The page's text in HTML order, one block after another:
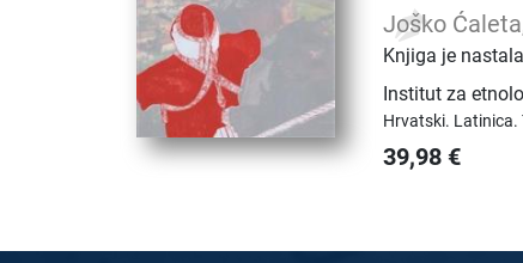
Joško
Knjiga je
Institut za
Hrvatski. Latinica.
39,98 €